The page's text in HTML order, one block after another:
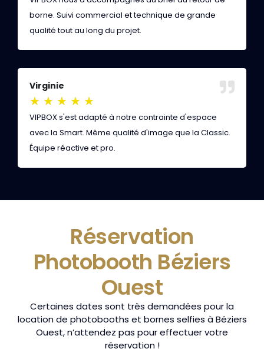
borne. Suivi commercial et technique de grande
qualité tout au long du projet.
Virginie
★ ★ ★ ★ ★
VIPBOX s'est adapté à notre contrainte d'espace
avec la Smart. Même qualité d'image que la Classic.
Équipe réactive et pro.
Réservation
Photobooth Béziers
Ouest
Certaines dates sont très demandées pour la
location de photobooths et bornes selfies à Béziers
Ouest, n’attendez pas pour effectuer votre
réservation !